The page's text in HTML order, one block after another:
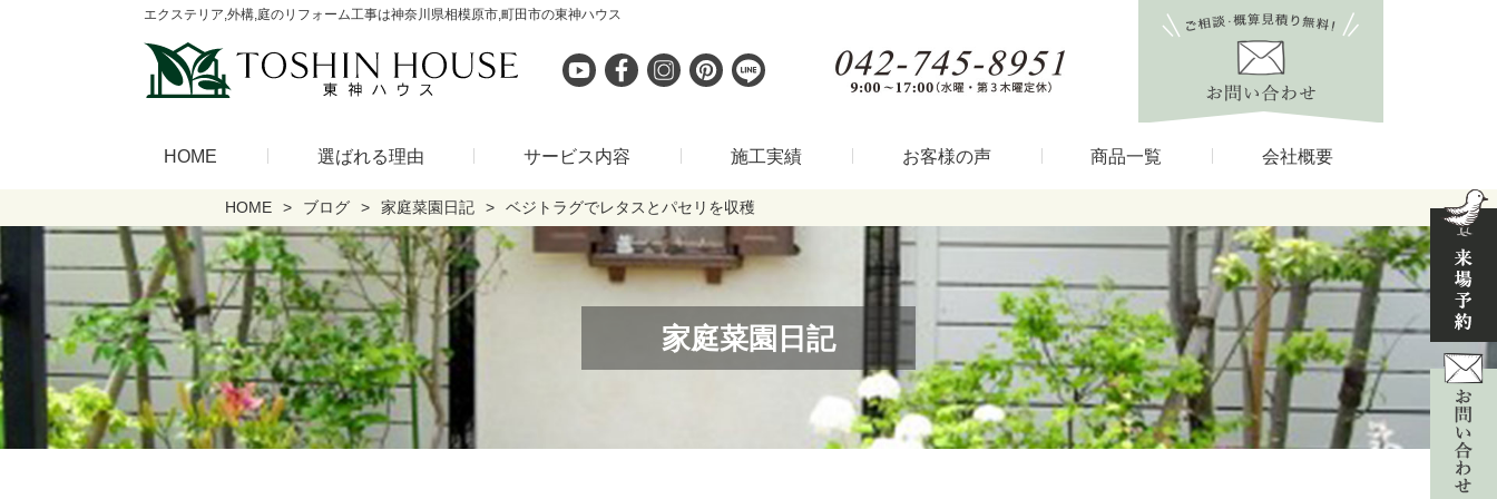
エクステリア,外構,庭のリフォーム工事は神奈川県相模原市,町田市の東神ハウス
HOME 選ばれる理由 サービス内容 施工実績 お客様の声 商品一覧 会社概要
HOME ブログ 家庭菜園日記 ベジトラグでレタスとパセリを収穫
家庭菜園日記